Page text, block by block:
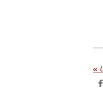
«
D